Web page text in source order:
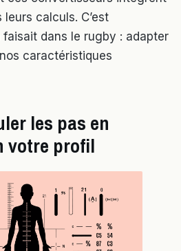
calculs. C’est
faisait dans le rugby : adapter
caractéristiques
les pas en
votre profil